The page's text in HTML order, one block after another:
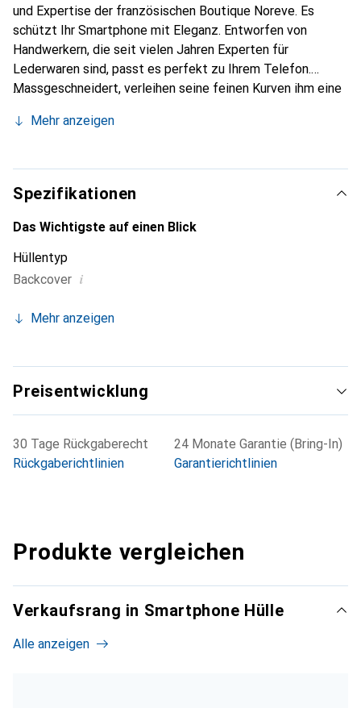
und Expertise der französischen Boutique Noreve. Es
schützt Ihr Smartphone mit Eleganz. Entworfen von
Handwerkern, die seit vielen Jahren Experten für
Lederwaren sind, passt es perfekt zu Ihrem Telefon.
Massgeschneidert, verleihen seine feinen Kurven ihm eine
unverzichtbaren Accessoire für Ihr Smartphone. Die Marke
Produkte und ist eine sichere Wahl für eine anspruchsvolle
Klientel.
Mehr anzeigen
Spezifikationen
Das Wichtigste auf einen Blick
Hüllentyp
Backcover i
Mehr anzeigen
Preisentwicklung
30 Tage Rückgaberecht
Rückgaberichtlinien
24 Monate Garantie (Bring-In)
Garantierichtlinien
Produkte vergleichen
Verkaufsrang in Smartphone Hülle
Alle anzeigen